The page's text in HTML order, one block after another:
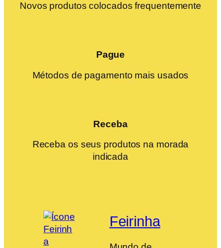
Novos produtos colocados frequentemente
Pague
Métodos de pagamento mais usados
Receba
Receba os seus produtos na morada
indicada
Feirinha